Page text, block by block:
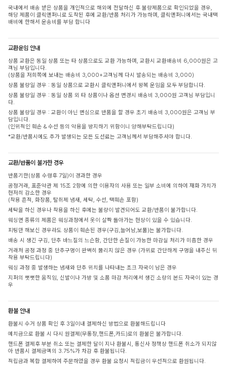
국내에서 배송 받은 상품을 개인적으로 해외에 전달하신 후 불량제품으로 확인되었을 경우,
해당 제품이 클릭앤퍼니로 도착된 후에 교환/반품 처리가 가능하며, 클릭앤퍼니에서는 국내택
배비에 한해서 운송비를 부담 합니다
교환운임 안내
상품 교환은 동일 상품 또는 타 상품으로도 교환 가능하며, 교환시 교환배송비 6,000원은 고
객님 부담입니다.
(상품을 저희쪽에 보내는 배송비 3,000+고객님께 다시 발송되는 배송비 3,000)
상품 불량일 경우 : 동일 상품으로 교환시 클릭앤퍼니에서 왕복 운임을 모두 부담합니다.
상품 불량일 경우 : 동일 상품 외 타 상품이나 옵션 변경시 배송비 3,000원 고객님 부담입니
다.
상품 불량일 경우 : 교환이 아닌 변심으로 반품을 할 경우 초기 배송비 3,000원은 고객님 부
담입니다.
(인위적인 훼손 & 수선 등의 악용을 방지하기 위함이니 양해부탁드립니다)
*교환/반품시에도 추가 발생되는 모든 도선료는 고객님께서 부담해주셔야 합니다.
교환/반품이 불가한 경우
반품기한(상품 수령후 7일)이 경과한 경우
공정거래, 표준약관 제 15조 2항에 의한 이용자의 사용 또는 일부 소비에 의하여 재화 가치가
현저히 감소한 경우
(착용 흔적, 화장품, 탈취제 냄새, 세탁, 수선, 택훼손 포함)
세탁을 하신 경우나 착용을 하신 후에는 불량이 발견되어도 교환/반품이 불가합니다.
워싱면 종류의 제품은 워싱과정에서 옷이 살짝 돌아가는 현상이 있을 수 있습니다.
피팅만 해보신 경우라도 상품이 훼손된 경우(구김,늘어남,보풀)는 불가합니다.
배송 시 생긴 구김, 단추 바느질의 느슨함, 간단한 손질이 가능한 마감실 처리가 미흡한 경우
거래처 공정 과정 중 단추구멍이 완벽히 뚫리지 않은 경우 (가위로 간단하게 구멍을 내주신 뒤
착용 부탁드립니다)
워싱 과정 중 발생하는 냄새와 단추 위치를 나타내는 초크 자국이 남은 경우
지퍼의 뻣뻣한 움직임, 신발이나 가방 및 소품 마감 처리에서 생긴 소량의 본드 자국이 있는 경
우
환불 안내
환불시 수거 상품 확인 후 3일이내 결제하신 방법으로 환불해드립니다
예치금으로 환불 시 다시 원결제(무통장,핸드폰,카드)로의 환불은 불가합니다.
핸드폰 결제후 부분 취소 또는 결제한 달이 지나 환불시, 통신사 정책상 핸드폰 취소가 되지않
아 반품시 결제금액의 3.75%가 차감 후 환불됩니다.
적립금과 복합 결제하여 주문하였을 경우 환불 요청시 적립금이 우선적으로 환원됩니다.